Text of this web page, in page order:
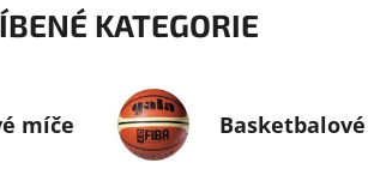
y
v
KATEGORIE
míče